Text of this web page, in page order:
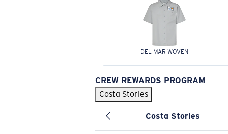
DEL MAR WOVEN
CREW REWARDS PROGRAM
Costa Stories
Costa Stories